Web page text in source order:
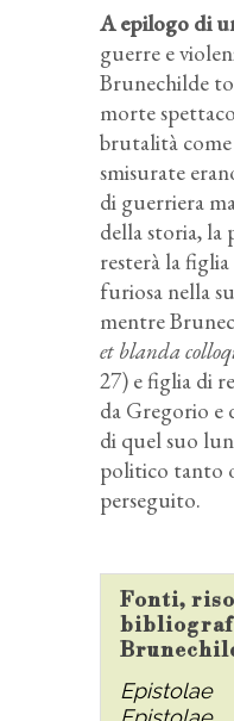
A epilogo di
guerre e
Brunechilde
morte
brutalità
smisurate
di guerriera
della storia, la
resterà la
furiosa nella
mentre
et blanda
27) e figlia di
da Gregorio e
di quel suo
politico tanto
perseguito.
Fonti,